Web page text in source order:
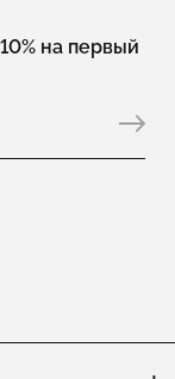
на первый